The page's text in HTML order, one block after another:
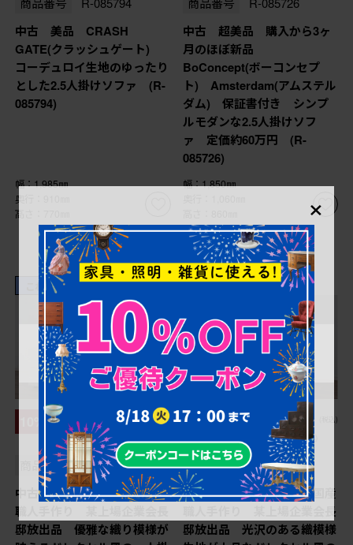
中古 美品 CRASH
GATE(クラッシュゲート)
コーデュロイ生地のゆったり
とした2.5人掛けソファ (R-
085794)
幅：1,985㎜
奥行：910㎜
高さ：770㎜
中古 超美品 購入から3ヶ
月のほぼ新品
BoConcept(ボーコンセプ
ト) Amsterdam(アムステル
ダム) 保証書付き シンプ
ルモダンな2.5人掛けソフ
ァ 定価約60万円 (R-
085726)
幅：1,850㎜
これからリペア予定品
10%OFF ¥198,000 (税込)
¥178,200
商品番号 R-085685
中古 超美品 特注品 国産
職人手作り 某上場企業会長
邸放出品 優雅な織り模様が
これからリペア予定品
10%OFF ¥198,000 (税込)
¥178,200 (税込)
商品番号 R-085684
中古 超美品 特注品 国産
職人手作り 某上場企業会長
邸放出品 光沢のある織模様
×